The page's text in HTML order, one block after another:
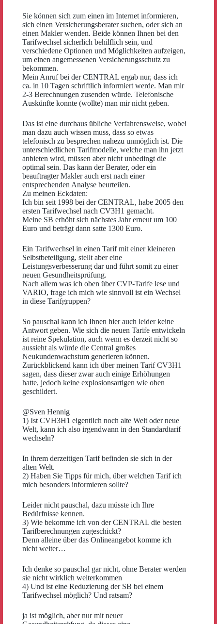
Sie können sich zum einen im Internet informieren,
sich einen Versicherungsberater suchen, oder sich an
einen Makler wenden. Beide können Ihnen bei den
Tarifwechsel sicherlich behilflich sein, und
verschiedene Optionen und Möglichkeiten aufzeigen,
um einen angemessenen Versicherungsschutz zu
bekommen.
Mein Anruf bei der CENTRAL ergab nur, dass ich
ca. in 10 Tagen schriftlich informiert werde. Man mir
2-3 Berechnungen zusenden würde. Telefonische
Auskünfte konnte (wollte) man mir nicht geben.
Das ist eine durchaus übliche Verfahrensweise, wobei
man dazu auch wissen muss, dass so etwas
telefonisch zu besprechen nahezu unmöglich ist. Die
unterschiedlichen Tarifmodelle, welche man ihn jetzt
anbieten wird, müssen aber nicht unbedingt die
optimal sein. Das kann der Berater, oder ein
beauftragter Makler auch erst nach einer
entsprechenden Analyse beurteilen.
Zu meinen Eckdaten:
Ich bin seit 1998 bei der CENTRAL, habe 2005 den
ersten Tarifwechsel nach CV3H1 gemacht.
Meine SB erhöht sich nächstes Jahr erneut um 100
Euro und beträgt dann satte 1300 Euro.
Ein Tarifwechsel in einen Tarif mit einer kleineren
Selbstbeteiligung, stellt aber eine
Leistungsverbesserung dar und führt somit zu einer
neuen Gesundheitsprüfung.
Nach allem was ich oben über CVP-Tarife lese und
VARIO, frage ich mich wie sinnvoll ist ein Wechsel
in diese Tarifgruppen?
So pauschal kann ich Ihnen hier auch leider keine
Antwort geben. Wie sich die neuen Tarife entwickeln
ist reine Spekulation, auch wenn es derzeit nicht so
aussieht als würde die Central großes
Neukundenwachstum generieren können.
Zurückblickend kann ich über meinen Tarif CV3H1
sagen, dass dieser zwar auch einige Erhöhungen
hatte, jedoch keine explosionsartigen wie oben
geschildert.
@Sven Hennig
1) Ist CVH3H1 eigentlich noch alte Welt oder neue
Welt, kann ich also irgendwann in den Standardtarif
wechseln?
In ihrem derzeitigen Tarif befinden sie sich in der
alten Welt.
2) Haben Sie Tipps für mich, über welchen Tarif ich
mich besonders informieren sollte?
Leider nicht pauschal, dazu müsste ich Ihre
Bedürfnisse kennen.
3) Wie bekomme ich von der CENTRAL die besten
Tarifberechnungen zugeschickt?
Denn alleine über das Onlineangebot komme ich
nicht weiter…
Ich denke so pauschal gar nicht, ohne Berater werden
sie nicht wirklich weiterkommen
4) Und ist eine Reduzierung der SB bei einem
Tarifwechsel möglich? Und ratsam?
ja ist möglich, aber nur mit neuer